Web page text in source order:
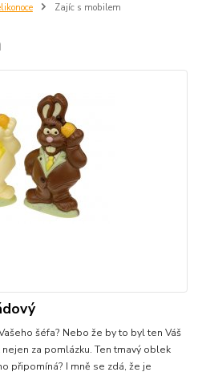
Zajíc s mobilem
šéfa? Nebo že by to byl ten Váš
za pomlázku. Ten tmavý oblek
připomíná? I mně se zdá, že je